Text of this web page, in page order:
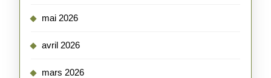
mai 2026
avril 2026
mars 2026